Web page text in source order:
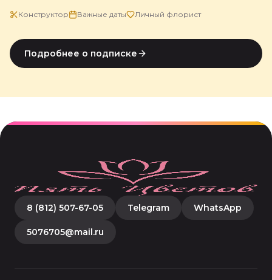
Конструктор Важные даты Личный флорист
Подробнее о подписке
8 (812) 507-67-05 Telegram WhatsApp
5076705@mail.ru